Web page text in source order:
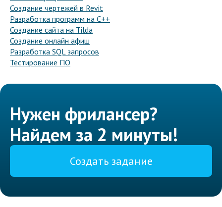
Создание чертежей в Revit
Разработка программ на C++
Создание сайта на Tilda
Создание онлайн афиш
Разработка SQL запросов
Тестирование ПО
Нужен фрилансер?
Найдем за 2 минуты!
Создать задание